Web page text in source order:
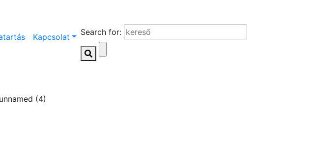
Kapcsolat Search for: